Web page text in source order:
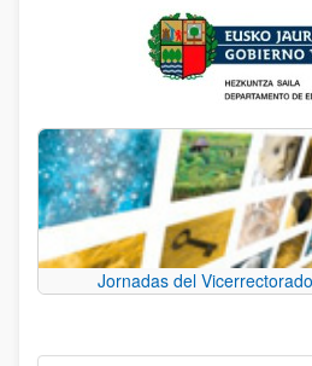
Jornadas del